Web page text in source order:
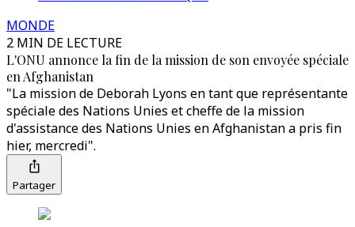
MONDE
2 MIN DE LECTURE
L'ONU annonce la fin de la mission de son envoyée spéciale
en Afghanistan
"La mission de Deborah Lyons en tant que représentante
spéciale des Nations Unies et cheffe de la mission
d'assistance des Nations Unies en Afghanistan a pris fin
hier, mercredi".
Partager